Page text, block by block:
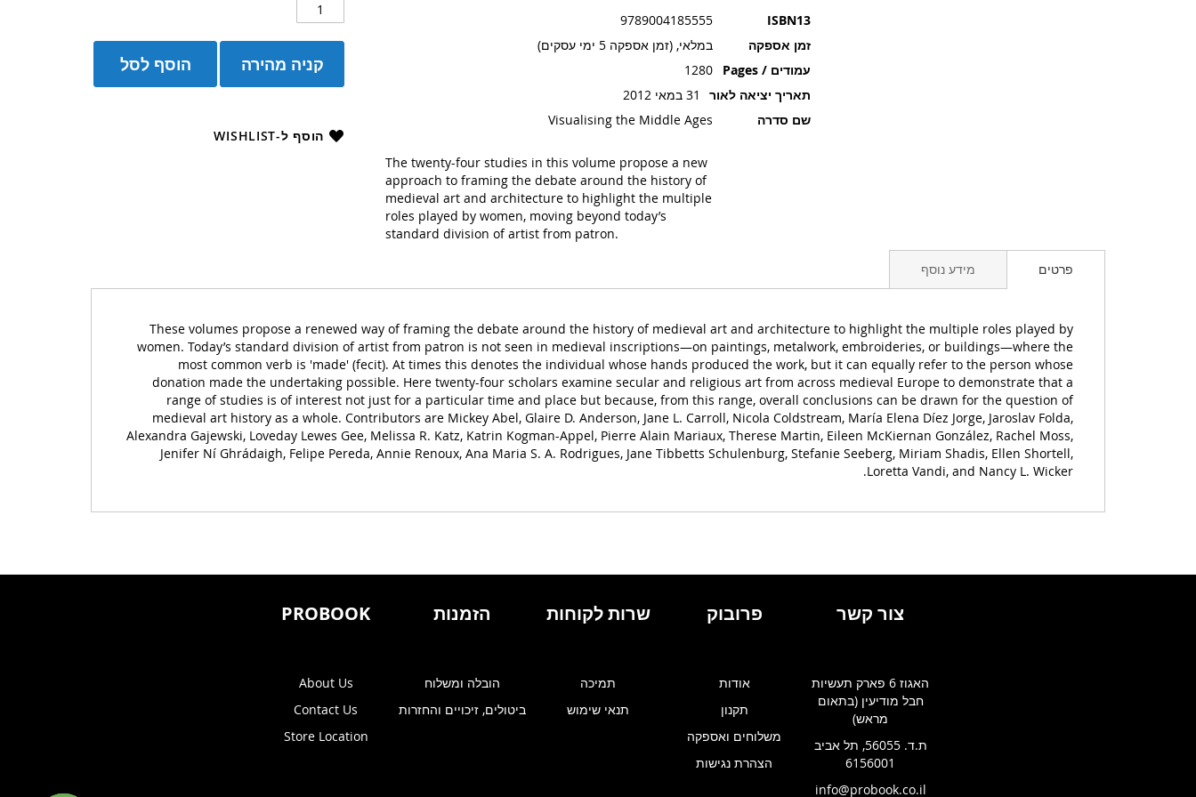
הוסף לסל קניה מהירה
הוסף ל-WISHLIST
ISBN13
9789004185555
זמן אספקה
במלאי, (זמן אספקה 5 ימי עסקים)
עמודים / Pages
1280
תאריך יציאה לאור
31 במאי 2012
שם סדרה
Visualising the Middle Ages
The twenty-four studies in this volume propose a new
approach to framing the debate around the history of
medieval art and architecture to highlight the multiple
roles played by women, moving beyond today’s
standard division of artist from patron.
פרטים
These volumes propose a renewed way of framing the debate around the history of medieval art and architecture to highlight the multiple roles played by
women. Today’s standard division of artist from patron is not seen in medieval inscriptions—on paintings, metalwork, embroideries, or buildings—where the
most common verb is 'made' (fecit). At times this denotes the individual whose hands produced the work, but it can equally refer to the person whose
donation made the undertaking possible. Here twenty-four scholars examine secular and religious art from across medieval Europe to demonstrate that a
range of studies is of interest not just for a particular time and place but because, from this range, overall conclusions can be drawn for the question of
medieval art history as a whole. Contributors are Mickey Abel, Glaire D. Anderson, Jane L. Carroll, Nicola Coldstream, María Elena Díez Jorge, Jaroslav Folda,
Alexandra Gajewski, Loveday Lewes Gee, Melissa R. Katz, Katrin Kogman-Appel, Pierre Alain Mariaux, Therese Martin, Eileen McKiernan González, Rachel Moss,
Jenifer Ní Ghrádaigh, Felipe Pereda, Annie Renoux, Ana Maria S. A. Rodrigues, Jane Tibbetts Schulenburg, Stefanie Seeberg, Miriam Shadis, Ellen Shortell,
Loretta Vandi, and Nancy L. Wicker.
מידע נוסף
צור קשר
האגוז 6 פארק תעשיות
חבל מודיעין (בתאום
מראש)
ת.ד. 56055, תל אביב
6156001
info@probook.co.il
פרובוק
אודות
תקנון
משלוחים ואספקה
הצהרת נגישות
שרות לקוחות
תמיכה
תנאי שימוש
הזמנות
הובלה ומשלוח
ביטולים, זיכויים והחזרות
PROBOOK
About Us
Contact Us
Store Location